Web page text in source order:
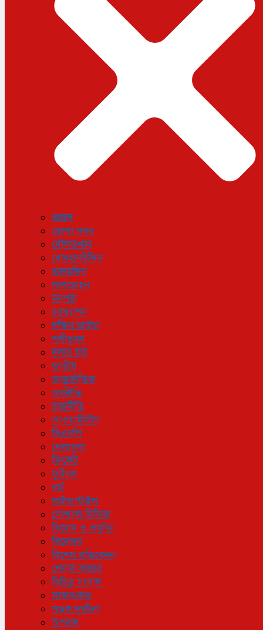
লাইফস্টাইল
সোশ্যাল মিডিয়া
বিজ্ঞান ও প্রযুক্তি
বিশেষ প্রতিবেদন
শেয়ার বাজার
বিচিত্র সংবাদ
সাক্ষাৎকার
সড়ক দুর্ঘটনা
অপরাধ
প্রচ্ছদ
ভোলা সদর
দৌলতখান
বোরহানউদ্দিন
তজুমদ্দিন
লালমোহন
মনপুরা
চরফ্যাশন
দক্ষিণ আইচা
শশীভূষণ
দুলার হাট
জাতীয়
আন্তর্জাতিক
অর্থনীতি
রাজনীতি
আওয়ামীলীগ
বিএনপি
খেলাধুলা
ক্রিকেট
ফুটবল
ধর্ম
লাইফস্টাইল
সোশ্যাল মিডিয়া
বিজ্ঞান ও প্রযুক্তি
বিনোদন
বিশেষ প্রতিবেদন
শেয়ার বাজার
বিচিত্র সংবাদ
সাক্ষাৎকার
সড়ক দুর্ঘটনা
অপরাধ